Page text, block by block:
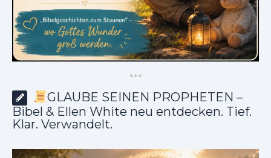
***
GLAUBE SEINEN PROPHETEN –
Bibel & Ellen White neu entdecken. Tief.
Klar. Verwandelt.